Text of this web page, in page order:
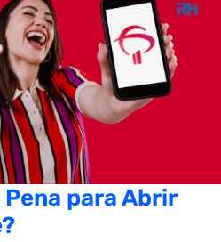
para Abrir